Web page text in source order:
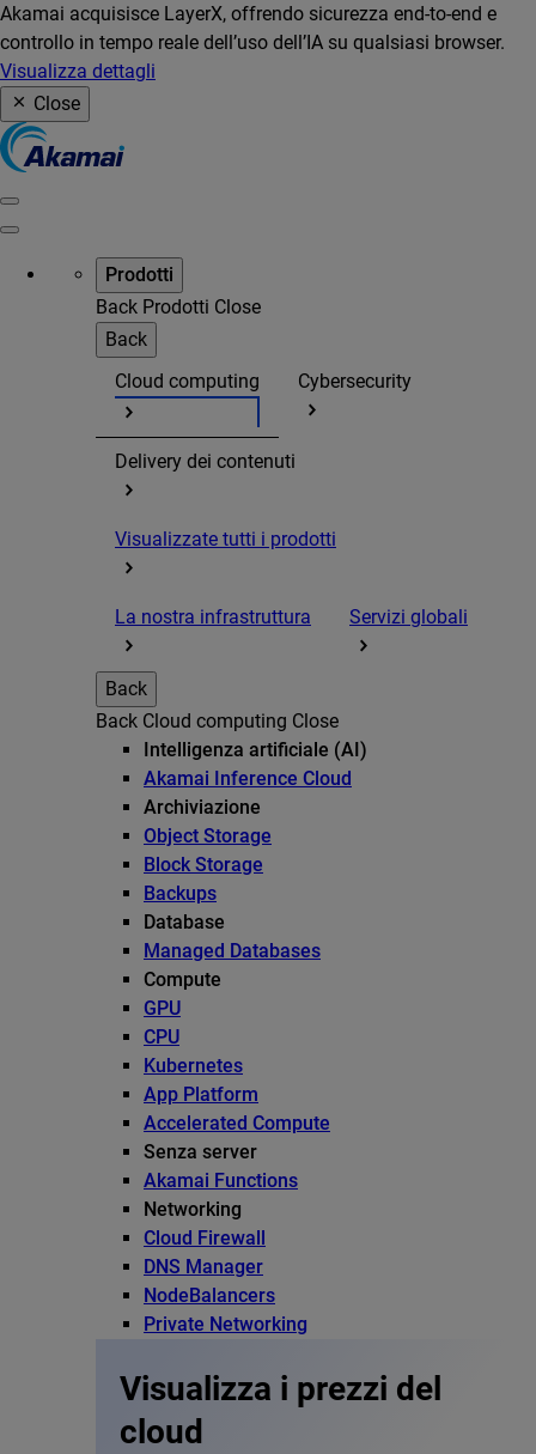
Akamai acquisisce LayerX, offrendo sicurezza end-to-end e
controllo in tempo reale dell’uso dell’IA su qualsiasi browser.
Visualizza dettagli
Close
Prodotti
Back Prodotti Close
Back
Cloud computing
Cybersecurity
Delivery dei contenuti
Visualizzate tutti i prodotti
La nostra infrastruttura Servizi globali
Back
Back Cloud computing Close
Intelligenza artificiale (AI)
Akamai Inference Cloud
Archiviazione
Object Storage
Block Storage
Backups
Database
Managed Databases
Compute
GPU
CPU
Kubernetes
App Platform
Accelerated Compute
Senza server
Akamai Functions
Networking
Cloud Firewall
DNS Manager
NodeBalancers
Private Networking
Visualizza i prezzi del
cloud